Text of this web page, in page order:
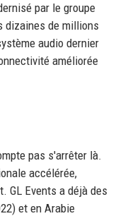
par le groupe
dizaines de millions
audio dernier
améliorée
pas s'arrêter là.
accélérée,
GL Events a déjà des
et en Arabie